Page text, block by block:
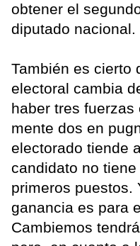
obtener el
diputado nacional.
También es cierto
electoral cambia
haber tres
mente dos en
electorado tiende
candidato no
primeros puestos.
ganancia es para
Cambiemos